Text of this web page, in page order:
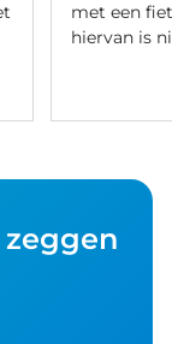
met een
hiervan is